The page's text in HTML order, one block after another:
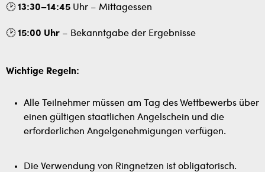
🕑 13:30–14:45 Uhr – Mittagessen
🕑 15:00 Uhr – Bekanntgabe der Ergebnisse
Wichtige Regeln:
Alle Teilnehmer müssen am Tag des Wettbewerbs über
einen gültigen staatlichen Angelschein und die
erforderlichen Angelgenehmigungen verfügen.
Die Verwendung von Ringnetzen ist obligatorisch.